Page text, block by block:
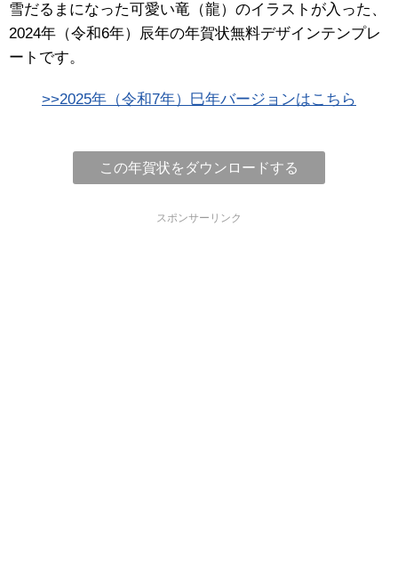
雪だるまになった可愛い竜（龍）のイラストが入った、
2024年（令和6年）辰年の年賀状無料デザインテンプレ
ートです。
>>2025年（令和7年）巳年バージョンはこちら
この年賀状をダウンロードする
スポンサーリンク